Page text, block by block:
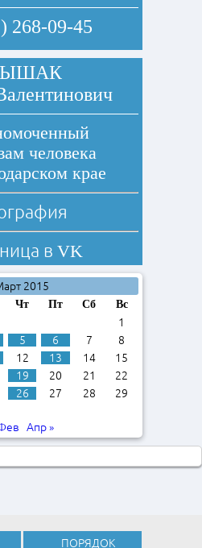
268-09-45
человека
крае
в VK
2015
Чт Пт Сб Вс
1
5 6 7
8
12 13 14
15
19 20 21
22
26 27 28
29
Апр »
ПОРЯДОК